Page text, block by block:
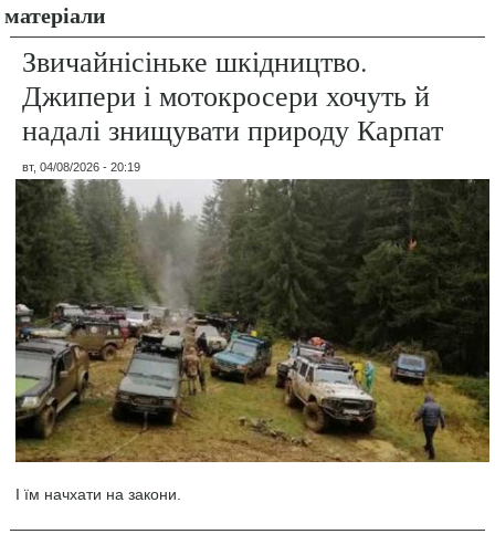
матеріали
Звичайнісіньке шкідництво.
Джипери і мотокросери хочуть й
надалі знищувати природу Карпат
вт, 04/08/2026 - 20:19
І їм начхати на закони.